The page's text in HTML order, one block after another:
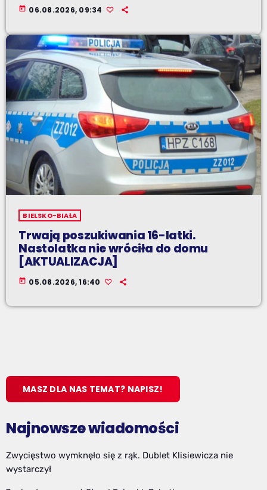
today 06.08.2026, 09:34
BIELSKO-BIAŁA
Trwają poszukiwania 16-latki.
Nastolatka nie wróciła do domu
[AKTUALIZACJA]
today 05.08.2026, 16:40
MASZ DLA NAS TEMAT? NAPISZ!
Najnowsze wiadomości
Zwycięstwo wymknęło się z rąk. Dublet Klisiewicza nie
wystarczył